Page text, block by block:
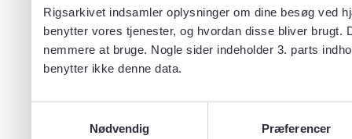
Rigsarkivet indsamler oplysninger om dine besøg ved
benytter vores tjenester, og hvordan disse bliver
nemmere at bruge. Nogle sider indeholder 3. parts
benytter ikke denne data.
Nødvendig
Præferencer